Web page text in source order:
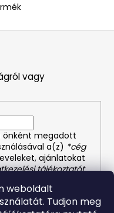
weboldalt
Tudjon meg
vagy
önként megadott
a(z) *cég
ajánlatokat
tájékoztatót